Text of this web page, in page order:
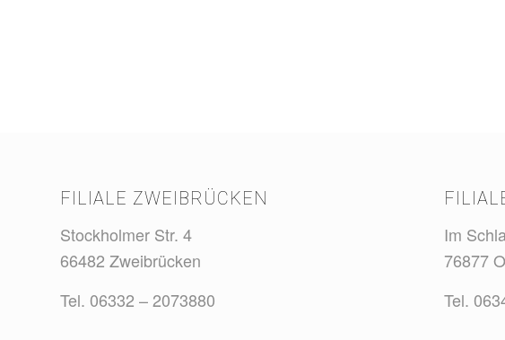
FILIALE ZWEIBRÜCKEN
Stockholmer Str. 4
66482 Zweibrücken
Tel. 06332 – 2073880
Im
76877
Tel.